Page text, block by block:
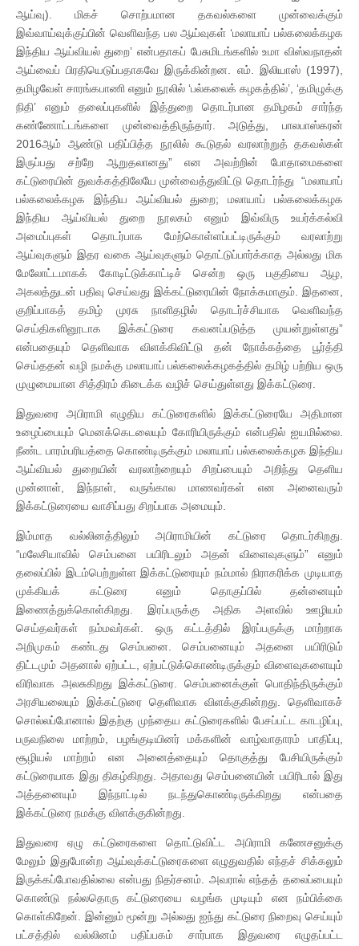
ஆய்வு). மிகச் சொற்பமான தகவல்களை முன்வைக்கும்
இவ்வாய்வுக்குப்பின் வெளிவந்த பல ஆய்வுகள் ‘மலாயாப் பல்கலைக்கழக
இந்திய ஆய்வியல் துறை’ என்பதாகப் பேசுமிடங்களில் உமா விஸ்வநாதன்
ஆய்வைப் பிரதியெடுப்பதாகவே இருக்கின்றன. எம். இலியாஸ் (1997),
தமிழவேள் சாரங்கபாணி எனும் நூலில் ‘பல்கலைக் கழகத்தில்’, ‘தமிழுக்கு
நிதி’ எனும் தலைப்புகளில் இத்துறை தொடர்பான தமிழகம் சார்ந்த
கண்ணோட்டங்களை முன்வைத்திருந்தார். அடுத்து, பாலபாஸ்கரன்
2016ஆம் ஆண்டு பதிப்பித்த நூலில் கூடுதல் வரலாற்றுத் தகவல்கள்
இருப்பது சற்றே ஆறுதலானது” என அவற்றின் போதாமைகளை
கட்டுரையின் துவக்கத்திலேயே முன்வைத்துவிட்டு தொடர்ந்து “மலாயாப்
பல்கலைக்கழக இந்திய ஆய்வியல் துறை; மலாயாப் பல்கலைக்கழக
இந்திய ஆய்வியல் துறை நூலகம் எனும் இவ்விரு உயர்க்கல்வி
அமைப்புகள் தொடர்பாக மேற்கொள்ளப்பட்டிருக்கும் வரலாற்று
ஆய்வுகளும் இதர வகை ஆய்வுகளும் தொட்டுப்பார்க்காத அல்லது மிக
மேலோட்டமாகக் கோடிட்டுக்காட்டிச் சென்ற ஒரு பகுதியை ஆழ,
அகலத்துடன் பதிவு செய்வது இக்கட்டுரையின் நோக்கமாகும். இதனை,
குறிப்பாகத் தமிழ் முரசு நாளிதழில் தொடர்ச்சியாக வெளிவந்த
செய்திகளினூடாக இக்கட்டுரை கவனப்படுத்த முயன்றுள்ளது”
என்பதையும் தெளிவாக விளக்கிவிட்டு தன் நோக்கத்தை பூர்த்தி
செய்ததன் வழி நமக்கு மலாயாப் பல்கலைக்கழகத்தில் தமிழ் பற்றிய ஒரு
முழுமையான சித்திரம் கிடைக்க வழிச் செய்துள்ளது இக்கட்டுரை.
இதுவரை அபிராமி எழுதிய கட்டுரைகளில் இக்கட்டுரையே அதிமான
உழைப்பையும் மெனக்கெடலையும் கோரியிருக்கும் என்பதில் ஐயமில்லை.
நீண்ட பாரம்பரியத்தை கொண்டிருக்கும் மலாயாப் பல்கலைக்கழக இந்திய
ஆய்வியல் துறையின் வரலாற்றையும் சிறப்பையும் அறிந்து தெளிய
முன்னாள், இந்நாள், வருங்கால மாணவர்கள் என அனைவரும்
இக்கட்டுரையை வாசிப்பது சிறப்பாக அமையும்.
இம்மாத வல்லினத்திலும் அபிராமியின் கட்டுரை தொடர்கிறது.
“மலேசியாவில் செம்பனை பயிரிடலும் அதன் விளைவுகளும்” எனும்
தலைப்பில் இடம்பெற்றுள்ள இக்கட்டுரையும் நம்மால் நிராகரிக்க முடியாத
முக்கியக் கட்டுரை எனும் தொகுப்பில் தன்னையும்
இணைத்துக்கொள்கிறது. இரப்பருக்கு அதிக அளவில் ஊழியம்
செய்தவர்கள் நம்மவர்கள். ஒரு கட்டத்தில் இரப்பருக்கு மாற்றாக
அறிமுகம் கண்டது செம்பனை. செம்பனையும் அதனை பயிரிடும்
திட்டமும் அதனால் ஏற்பட்ட, ஏற்பட்டுக்கொண்டிருக்கும் விளைவுகளையும்
விரிவாக அலசுகிறது இக்கட்டுரை. செம்பனைக்குள் பொதிந்திருக்கும்
அரசியலையும் இக்கட்டுரை தெளிவாக விளக்குகின்றது. தெளிவாகச்
சொல்லப்போனால் இதற்கு முந்தைய கட்டுரைகளில் பேசப்பட்ட காடழிப்பு,
பருவநிலை மாற்றம், பழங்குடியினர் மக்களின் வாழ்வாதாரம் பாதிப்பு,
சூழியல் மாற்றம் என அனைத்தையும் தொகுத்து பேசியிருக்கும்
கட்டுரையாக இது திகழ்கிறது. அதாவது செம்பனையின் பயிரிடால் இது
அத்தனையும் இந்நாட்டில் நடந்துகொண்டிருக்கிறது என்பதை
இக்கட்டுரை நமக்கு விளக்குகின்றது.
இதுவரை ஏழு கட்டுரைகளை தொட்டுவிட்ட அபிராமி கணேசனுக்கு
மேலும் இதுபோன்ற ஆய்வுக்கட்டுரைகளை எழுதுவதில் எந்தச் சிக்கலும்
இருக்கப்போவதில்லை என்பது நிதர்சனம். அவரால் எந்தத் தலைப்பையும்
கொண்டு நல்லதொரு கட்டுரையை வழங்க முடியும் என நம்பிக்கை
கொள்கிறேன். இன்னும் மூன்று அல்லது ஐந்து கட்டுரை நிறைவு செய்யும்
பட்சத்தில் வல்லினம் பதிப்பகம் சார்பாக இதுவரை எழுதப்பட்ட